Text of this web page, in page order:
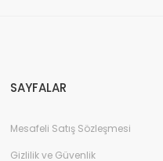
SAYFALAR
Mesafeli Satış Sözleşmesi
Gizlilik ve Güvenlik